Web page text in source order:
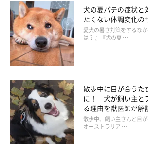
犬の夏バテの症状
たくない体調変化の
愛犬の暑さ対策をするな
は？ 』『犬の夏 …
散歩中に目が合うた
に！ 犬が飼い主と
る理由を獣医師が解
散歩中、飼い主さんと目
オーストラリア …